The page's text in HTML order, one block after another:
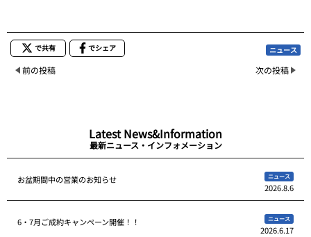
で共有 でシェア ニュース
前の投稿 次の投稿
Latest News&Information
最新ニュース・インフォメーション
お盆期間中の営業のお知らせ ニュース
2026.8.6
6・7月ご成約キャンペーン開催！！ ニュース
2026.6.17